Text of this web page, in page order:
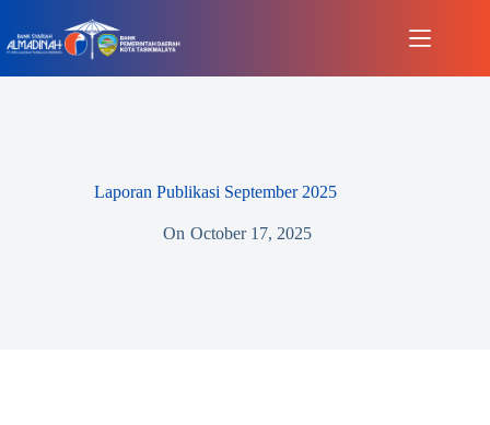
Laporan Publikasi September 2025
On October 17, 2025